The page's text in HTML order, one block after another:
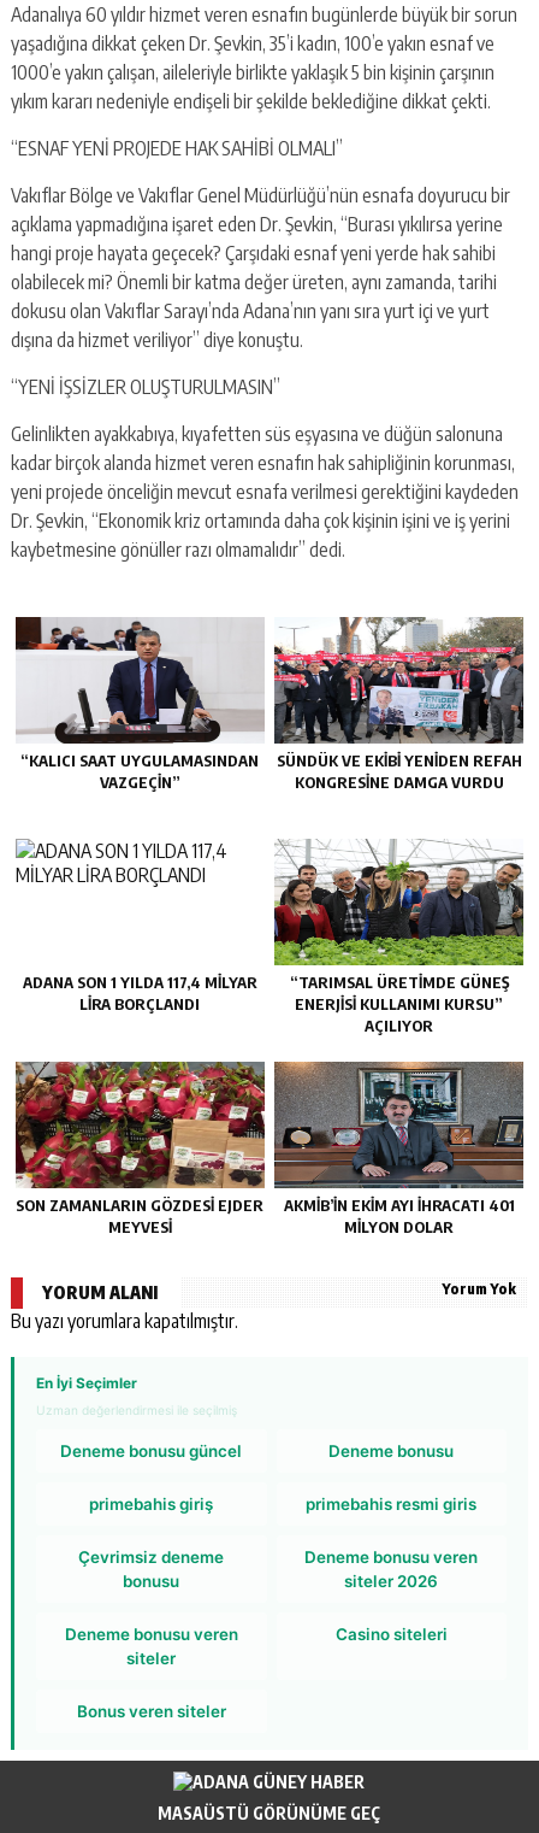
Adanalıya 60 yıldır hizmet veren esnafın bugünlerde büyük bir sorun
yaşadığına dikkat çeken Dr. Şevkin, 35’i kadın, 100’e yakın esnaf ve
1000’e yakın çalışan, aileleriyle birlikte yaklaşık 5 bin kişinin çarşının
yıkım kararı nedeniyle endişeli bir şekilde beklediğine dikkat çekti.
“ESNAF YENİ PROJEDE HAK SAHİBİ OLMALI”
Vakıflar Bölge ve Vakıflar Genel Müdürlüğü’nün esnafa doyurucu bir
açıklama yapmadığına işaret eden Dr. Şevkin, “Burası yıkılırsa yerine
hangi proje hayata geçecek? Çarşıdaki esnaf yeni yerde hak sahibi
olabilecek mi? Önemli bir katma değer üreten, aynı zamanda, tarihi
dokusu olan Vakıflar Sarayı’nda Adana’nın yanı sıra yurt içi ve yurt
dışına da hizmet veriliyor” diye konuştu.
“YENİ İŞSİZLER OLUŞTURULMASIN”
Gelinlikten ayakkabıya, kıyafetten süs eşyasına ve düğün salonuna
kadar birçok alanda hizmet veren esnafın hak sahipliğinin korunması,
yeni projede önceliğin mevcut esnafa verilmesi gerektiğini kaydeden
Dr. Şevkin, “Ekonomik kriz ortamında daha çok kişinin işini ve iş yerini
kaybetmesine gönüller razı olmamalıdır” dedi.
“KALICI SAAT UYGULAMASINDAN
VAZGEÇİN”
SÜNDÜK VE EKİBİ YENİDEN REFAH
KONGRESİNE DAMGA VURDU
ADANA SON 1 YILDA 117,4 MİLYAR
LİRA BORÇLANDI
“TARIMSAL ÜRETİMDE GÜNEŞ
ENERJİSİ KULLANIMI KURSU”
AÇILIYOR
SON ZAMANLARIN GÖZDESİ EJDER
MEYVESİ
AKMİB’İN EKİM AYI İHRACATI 401
MİLYON DOLAR
YORUM ALANI Yorum Yok
Bu yazı yorumlara kapatılmıştır.
En İyi Seçimler
Uzman değerlendirmesi ile seçilmiş
Deneme bonusu güncel Deneme bonusu
primebahis giriş primebahis resmi giris
Çevrimsiz deneme
bonusu
Deneme bonusu veren
siteler 2026
Deneme bonusu veren
siteler
Casino siteleri
Bonus veren siteler
MASAÜSTÜ GÖRÜNÜME GEÇ